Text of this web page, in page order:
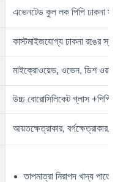
এভেনটেড কুল লক পিপি ঢাকনা সহ
কাস্টমাইজযোগ্য ঢাকনা রঙের
মাইক্রোওয়েভ, ওভেন, ডিশ
উচ্চ বোরোসিলিকেট গ্লাস +পিপি
আয়তক্ষেত্রাকার, বর্গক্ষেত্রাকার,
তাপমাত্রা নিরাপদ খাদ্য